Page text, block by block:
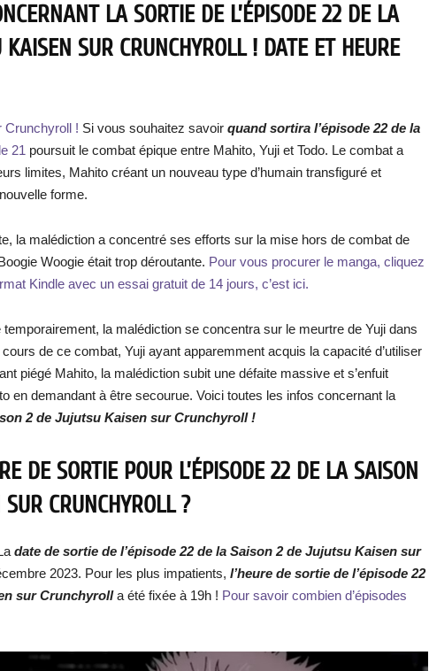
LA SORTIE DE L’ÉPISODE 22 DE LA
SUR CRUNCHYROLL ! DATE ET HEURE
Crunchyroll ! Si vous souhaitez savoir quand sortira l’épisode 22de la
21 poursuit le combat épique entre Mahito, Yuji et Todo. Le combat a
limites, Mahito créant un nouveau type d’humain transfiguré et
forme.
la malédiction a concentré ses efforts sur la mise hors de combat de
Woogie était trop déroutante. Pour vous procurer le manga, cliquez
Kindle avec un essai gratuit de 14 jours, c’est ici.
la malédiction se concentra sur le meurtre de Yuji dans
de ce combat, Yuji ayant apparemment acquis la capacité d’utiliser
piégé Mahito, la malédiction subit une défaite massive et s’enfuit
en demandant à être secourue. Voici toutes les infos concernant la
2 de Jujutsu Kaisen sur Crunchyroll !
DE SORTIE POUR L’ÉPISODE 22 DE LA SAISON
CRUNCHYROLL ?
date de sortie de l’épisode 22 de la Saison 2 de Jujutsu Kaisen sur
2023. Pour les plus impatients, l’heure de sortie de l’épisode 22
sur Crunchyrolla été fixée à 19h ! Pour savoir combien d’épisodes